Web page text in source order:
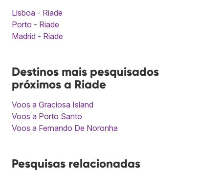
Lisboa - Riade
Porto - Riade
Madrid - Riade
Destinos mais pesquisados
próximos a Riade
Voos a Graciosa Island
Voos a Porto Santo
Voos a Fernando De Noronha
Pesquisas relacionadas